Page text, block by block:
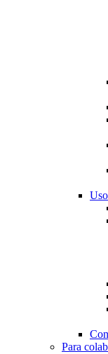
Para